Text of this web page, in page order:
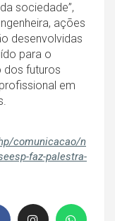
sociedade”,
ações
desenvolvidas
para o
dos futuros
em
comunicacao/n
faz-palestra-